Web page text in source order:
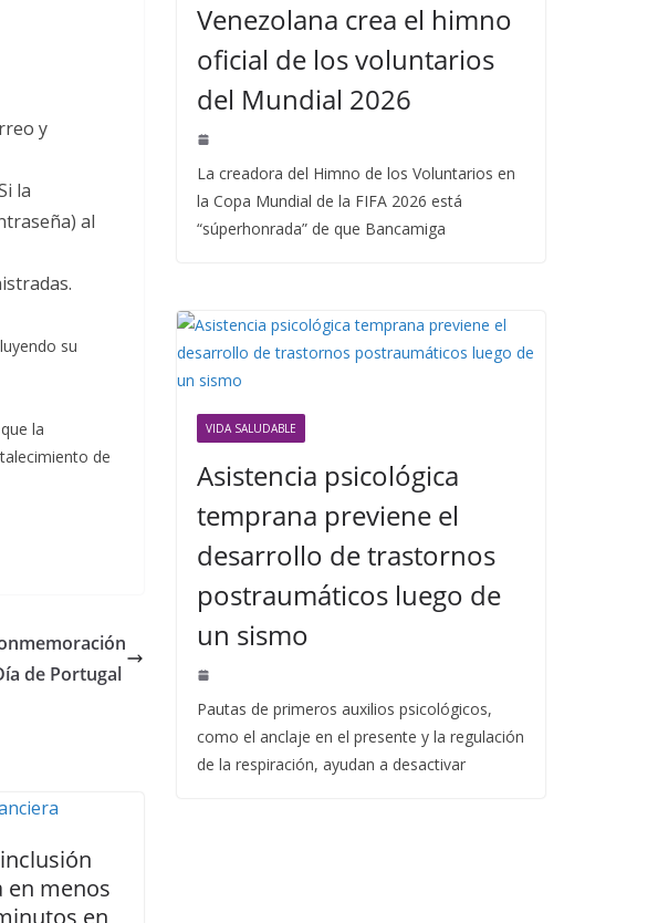
y
la
al
su
la
de
de Portugal
en menos
en
Venezolana crea el himno
oficial de los voluntarios
del Mundial 2026
La creadora del Himno de los Voluntarios en
la Copa Mundial de la FIFA 2026 está
“súperhonrada” de que Bancamiga
VIDA SALUDABLE
Asistencia psicológica
temprana previene el
desarrollo de trastornos
postraumáticos luego de
un sismo
Pautas de primeros auxilios psicológicos,
como el anclaje en el presente y la regulación
de la respiración, ayudan a desactivar